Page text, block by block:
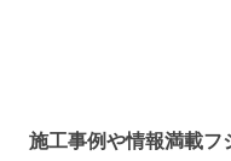
施工事例や情報満載